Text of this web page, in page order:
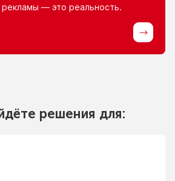
рекламы — это реальность.
решения для: